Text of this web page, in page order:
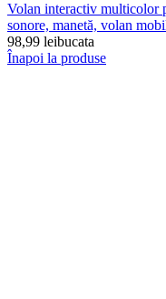
Volan interactiv multicolor
sonore, manetă, volan
98,99 leibucata
Înapoi la produse